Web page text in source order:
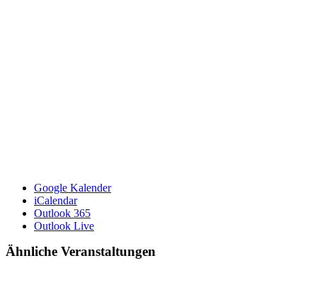
Google Kalender
iCalendar
Outlook 365
Outlook Live
Ähnliche Veranstaltungen